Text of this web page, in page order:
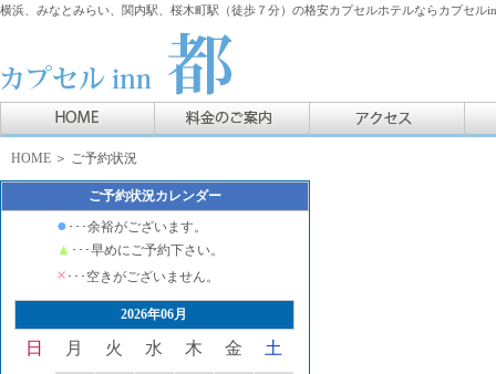
横浜、みなとみらい、関内駅、桜木町駅（徒歩７分）の格安カプセルホテルならカプセル
HOME ＞ ご予約状況
ご予約状況カレンダー
● ･･･余裕がございます。
▲ ･･･早めにご予約下さい。
× ･･･空きがございません。
2026年06月
日 月 火 水 木 金 土